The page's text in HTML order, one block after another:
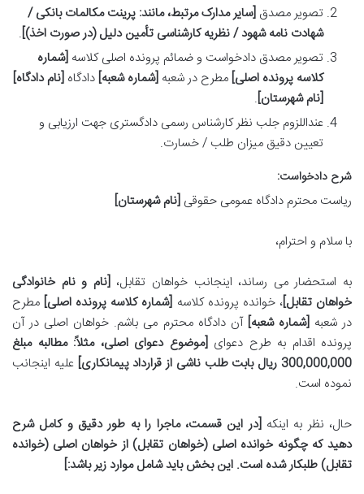
تصویر مصدق [سایر مدارک مرتبط، مانند: پرینت مکالمات بانکی /
شهادت نامه شهود / نظریه کارشناسی تأمین دلیل (در صورت اخذ)].
تصویر مصدق دادخواست و ضمائم پرونده اصلی کلاسه [شماره
کلاسه پرونده اصلی] مطرح در شعبه [شماره شعبه] دادگاه [نام دادگاه]
[نام شهرستان].
عنداللزوم جلب نظر کارشناس رسمی دادگستری جهت ارزیابی و
تعیین دقیق میزان طلب / خسارت.
شرح دادخواست:
ریاست محترم دادگاه عمومی حقوقی [نام شهرستان]
با سلام و احترام،
به استحضار می رساند، اینجانب خواهان تقابل، [نام و نام خانوادگی
خواهان تقابل]، خوانده پرونده کلاسه [شماره کلاسه پرونده اصلی] مطرح
در شعبه [شماره شعبه] آن دادگاه محترم می باشم. خواهان اصلی در آن
پرونده اقدام به طرح دعوای [موضوع دعوای اصلی، مثلاً: مطالبه مبلغ
300,000,000 ریال بابت طلب ناشی از قرارداد پیمانکاری]
علیه اینجانب
نموده است.
حال، نظر به اینکه [در این قسمت، ماجرا را به طور دقیق و کامل شرح
دهید که چگونه خوانده اصلی (خواهان تقابل) از خواهان اصلی (خوانده
تقابل) طلبکار شده است. این بخش باید شامل موارد زیر باشد:]